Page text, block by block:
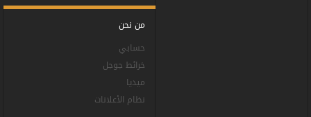
من نحن
حسابي
خرائط جوجل
ميديا
نظام الأعلانات